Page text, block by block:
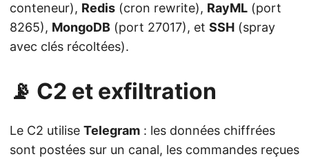
conteneur), Redis (cron rewrite), RayML (port
8265), MongoDB (port 27017), et SSH (spray
avec clés récoltées).
📡 C2 et exfiltration
Le C2 utilise Telegram : les données chiffrées
sont postées sur un canal, les commandes reçues